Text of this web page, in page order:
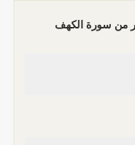
من سورة الكهف